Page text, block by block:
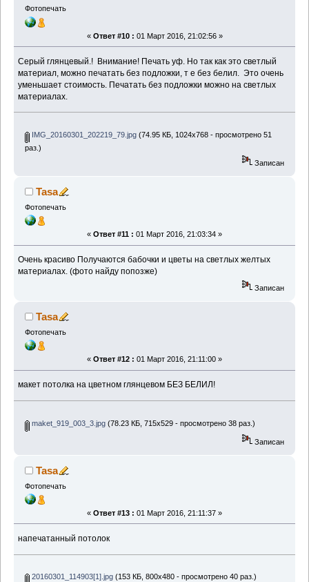
Фотопечать
« Ответ #10 : 01 Март 2016, 21:02:56 »
Серый глянцевый.! Внимание! Печать уф. Но так как это светлый
материал, можно печатать без подложки, т е без белил. Это очень
уменьшает стоимость. Печатать без подложки можно на светлых
материалах.
IMG_20160301_202219_79.jpg(74.95 КБ, 1024x768 - просмотрено 51
раз.)
Записан
Tasa
Фотопечать
« Ответ #11 : 01 Март 2016, 21:03:34 »
Очень красиво Получаются бабочки и цветы на светлых желтых
материалах. (фото найду попозже)
Записан
Tasa
Фотопечать
« Ответ #12 : 01 Март 2016, 21:11:00 »
макет потолка на цветном глянцевом БЕЗ БЕЛИЛ!
maket_919_003_3.jpg(78.23 КБ, 715x529 - просмотрено 38 раз.)
Записан
Tasa
Фотопечать
« Ответ #13 : 01 Март 2016, 21:11:37 »
напечатанный потолок
20160301_114903[1].jpg(153 КБ, 800x480 - просмотрено 40 раз.)